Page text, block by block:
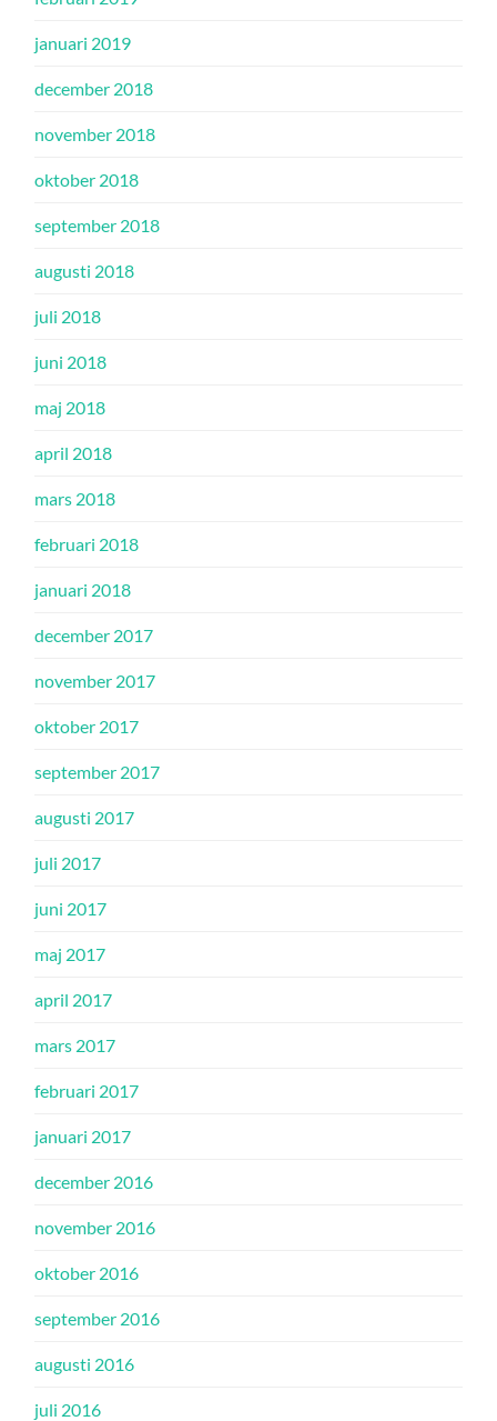
januari 2019
december 2018
november 2018
oktober 2018
september 2018
augusti 2018
juli 2018
juni 2018
maj 2018
april 2018
mars 2018
februari 2018
januari 2018
december 2017
november 2017
oktober 2017
september 2017
augusti 2017
juli 2017
juni 2017
maj 2017
april 2017
mars 2017
februari 2017
januari 2017
december 2016
november 2016
oktober 2016
september 2016
augusti 2016
juli 2016